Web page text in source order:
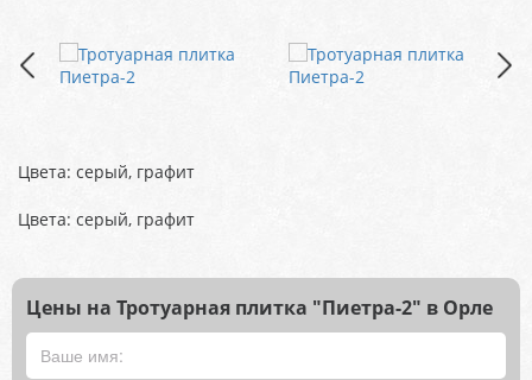
Цвета: серый, графит
Цвета: серый, графит
Цены на Тротуарная плитка "Пиетра-2" в Орле